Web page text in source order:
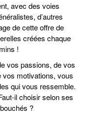
avec des voies
d’autres
de cette offre de
créées chaque
!
vos passions, de vos
motivations, vous
qui vous ressemble.
il choisir selon ses
?